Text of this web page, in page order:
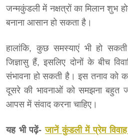
जन्मकुंडली में नक्षत्रों का मिलान शुभ
बनाना आसान हो सकता है।
हालांकि, कुछ समस्याएं भी हो
जिज्ञासु हैं, इसलिए दोनों के बीच
संभावना हो सकती है। इस तनाव को
दूसरे की भावनाओं को समझना बहुत
आपस में संवाद करना चाहिए।
यह भी पढ़ें- जानें कुंडली में प्रेम